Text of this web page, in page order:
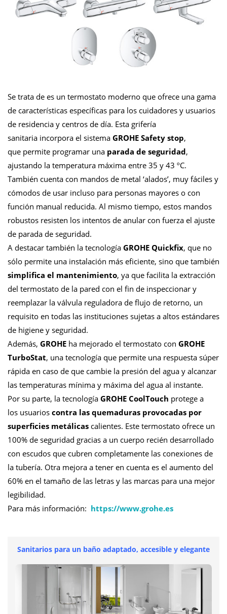
Se trata de es un termostato moderno que ofrece una gama
de características específicas para los cuidadores y usuarios
de residencia y centros de día. Esta grifería
sanitaria incorpora el sistema GROHE Safety stop,
que permite programar una parada de seguridad,
ajustando la temperatura máxima entre 35 y 43 ºC.
También cuenta con mandos de metal ‘alados’, muy fáciles y
cómodos de usar incluso para personas mayores o con
función manual reducida. Al mismo tiempo, estos mandos
robustos resisten los intentos de anular con fuerza el ajuste
de parada de seguridad.
A destacar también la tecnología GROHE Quickfix, que no
sólo permite una instalación más eficiente, sino que también
simplifica el mantenimiento, ya que facilita la extracción
del termostato de la pared con el fin de inspeccionar y
reemplazar la válvula reguladora de flujo de retorno, un
requisito en todas las instituciones sujetas a altos estándares
de higiene y seguridad.
Además, GROHE ha mejorado el termostato con GROHE
TurboStat, una tecnología que permite una respuesta súper
rápida en caso de que cambie la presión del agua y alcanzar
las temperaturas mínima y máxima del agua al instante.
Por su parte, la tecnología GROHE CoolTouch protege a
los usuarios contra las quemaduras provocadas por
superficies metálicas calientes. Este termostato ofrece un
100% de seguridad gracias a un cuerpo recién desarrollado
con escudos que cubren completamente las conexiones de
la tubería. Otra mejora a tener en cuenta es el aumento del
60% en el tamaño de las letras y las marcas para una mejor
legibilidad.
Para más información: https://www.grohe.es
Sanitarios para un baño adaptado, accesible y elegante